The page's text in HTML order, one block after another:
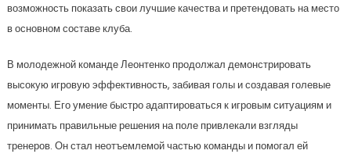
возможность показать свои лучшие качества и претендовать на место
в основном составе клуба.
В молодежной команде Леонтенко продолжал демонстрировать
высокую игровую эффективность, забивая голы и создавая голевые
моменты. Его умение быстро адаптироваться к игровым ситуациям и
принимать правильные решения на поле привлекали взгляды
тренеров. Он стал неотъемлемой частью команды и помогал ей